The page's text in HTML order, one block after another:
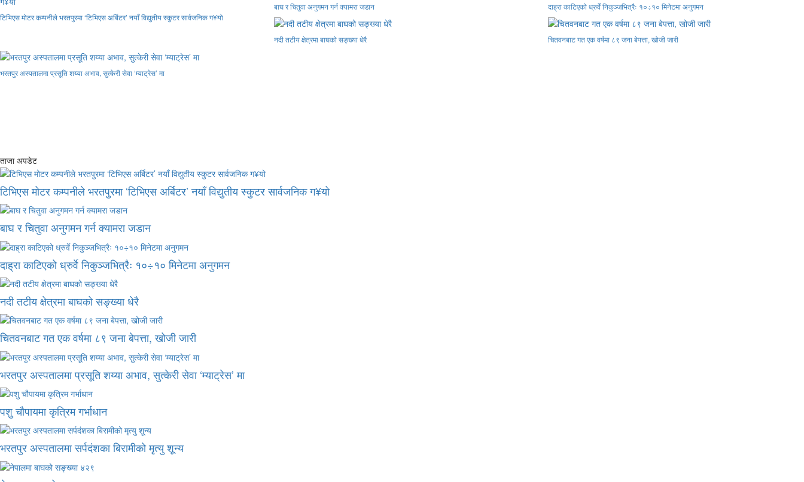
टिभिएस मोटर कम्पनीले भरतपुरमा ‘टिभिएस अर्बिटर’ नयाँ विद्युतीय स्कुटर सार्वजनिक ग¥यो
बाघ र चितुवा अनुगमन गर्न क्यामरा जडान दाह्रा काटिएको ध्रुर्वे निकुञ्जभित्रैः १०÷१० मिनेटमा अनुगमन
नदी तटीय क्षेत्रमा बाघको सङ्ख्या धेरै चितवनबाट गत एक वर्षमा ८९ जना बेपत्ता, खोजी जारी
भरतपुर अस्पतालमा प्रसूति शय्या अभाव, सुत्केरी सेवा ‘म्याट्रेस’ मा
ताजा अपडेट
टिभिएस मोटर कम्पनीले भरतपुरमा ‘टिभिएस अर्बिटर’ नयाँ विद्युतीय स्कुटर सार्वजनिक ग¥यो
बाघ र चितुवा अनुगमन गर्न क्यामरा जडान
दाह्रा काटिएको ध्रुर्वे निकुञ्जभित्रैः १०÷१० मिनेटमा अनुगमन
नदी तटीय क्षेत्रमा बाघको सङ्ख्या धेरै
चितवनबाट गत एक वर्षमा ८९ जना बेपत्ता, खोजी जारी
भरतपुर अस्पतालमा प्रसूति शय्या अभाव, सुत्केरी सेवा ‘म्याट्रेस’ मा
पशु चौपायमा कृत्रिम गर्भाधान
भरतपुर अस्पतालमा सर्पदंशका बिरामीको मृत्यु शून्य